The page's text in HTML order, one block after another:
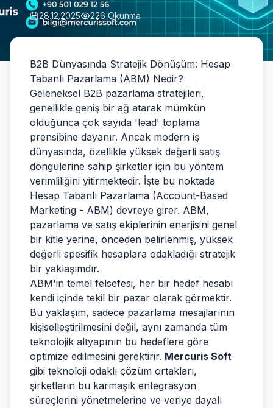
28.12.2025 226 Okunma
B2B Dünyasında Stratejik Dönüşüm: Hesap
Tabanlı Pazarlama (ABM) Nedir?
Geleneksel B2B pazarlama stratejileri,
genellikle geniş bir ağ atarak mümkün
olduğunca çok sayıda 'lead' toplama
prensibine dayanır. Ancak modern iş
dünyasında, özellikle yüksek değerli satış
döngülerine sahip şirketler için bu yöntem
verimliliğini yitirmektedir. İşte bu noktada
Hesap Tabanlı Pazarlama (Account-Based
Marketing - ABM) devreye girer. ABM,
pazarlama ve satış ekiplerinin enerjisini genel
bir kitle yerine, önceden belirlenmiş, yüksek
değerli spesifik hesaplara odakladığı stratejik
bir yaklaşımdır.
ABM'in temel felsefesi, her bir hedef hesabı
kendi içinde tekil bir pazar olarak görmektir.
Bu yaklaşım, sadece pazarlama mesajlarının
kişiselleştirilmesini değil, aynı zamanda tüm
teknolojik altyapının bu hedeflere göre
optimize edilmesini gerektirir. Mercuris Soft
gibi teknoloji odaklı çözüm ortakları,
şirketlerin bu karmaşık entegrasyon
süreçlerini yönetmelerine ve veriye dayalı